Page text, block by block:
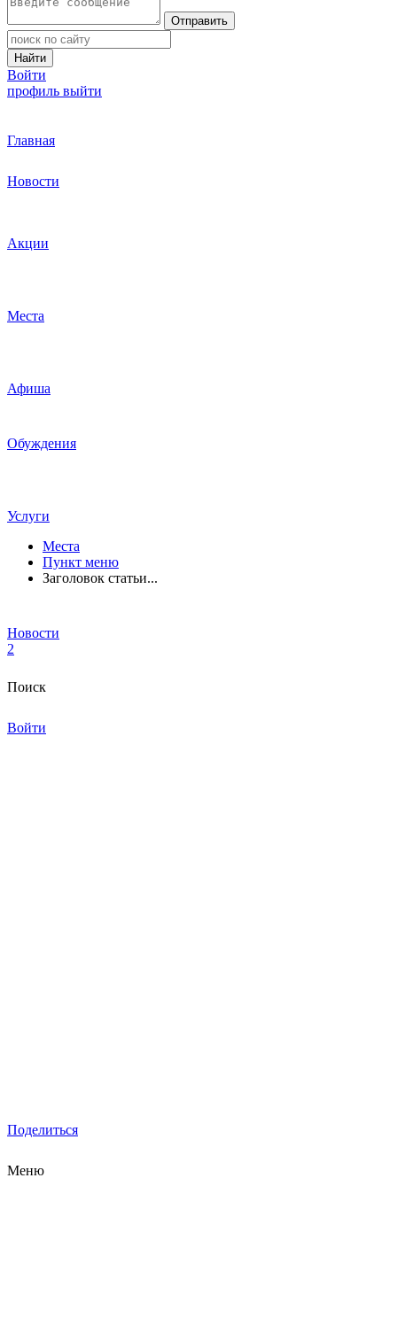
Отправить
Найти
Войти
профиль выйти
Главная
Новости
Акции
Места
Афиша
Обуждения
Услуги
Места
Пункт меню
Заголовок статьи...
Новости
2
Поиск
Войти
Поделиться
Меню